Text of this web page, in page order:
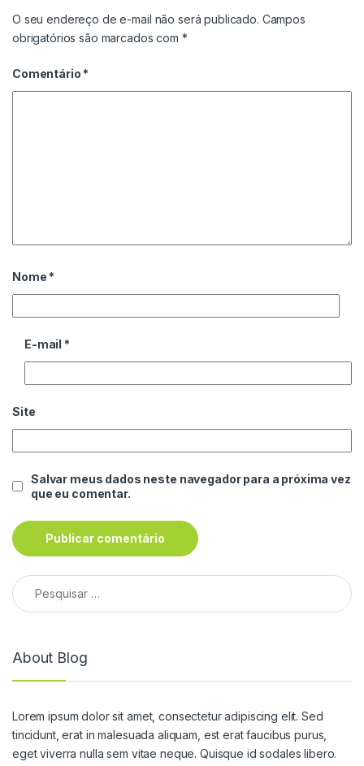
O seu endereço de e-mail não será publicado. Campos
obrigatórios são marcados com *
Comentário *
Nome *
E-mail *
Site
Salvar meus dados neste navegador para a próxima vez
que eu comentar.
Pesquisar por:
About Blog
Lorem ipsum dolor sit amet, consectetur adipiscing elit. Sed
tincidunt, erat in malesuada aliquam, est erat faucibus purus,
eget viverra nulla sem vitae neque. Quisque id sodales libero.